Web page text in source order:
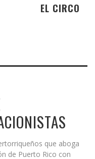
EL CIRCO
que aboga
de Puerto Rico con